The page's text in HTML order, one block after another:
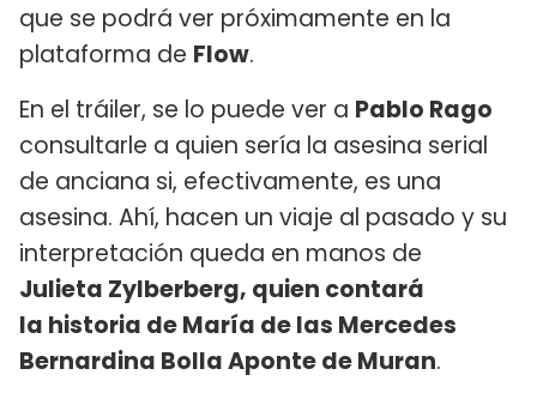
que se podrá ver próximamente en la
plataforma de Flow.
En el tráiler, se lo puede ver a Pablo Rago
consultarle a quien sería la asesina serial
de anciana si, efectivamente, es una
asesina. Ahí, hacen un viaje al pasado y su
interpretación queda en manos de
Julieta Zylberberg, quien contará
la historia de María de las Mercedes
Bernardina Bolla Aponte de Muran.